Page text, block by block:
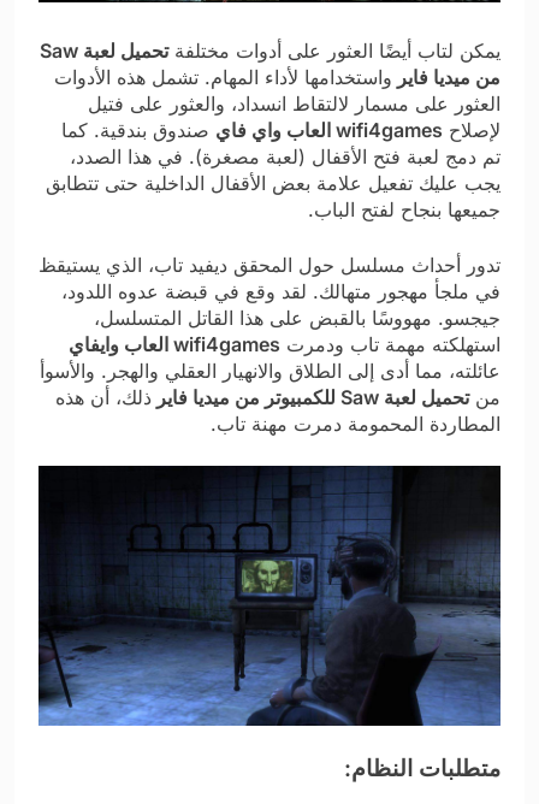
يمكن لتاب أيضًا العثور على أدوات مختلفة
تحميل لعبة Saw
من ميديا فاير واستخدامها لأداء المهام. تشمل هذه الأدوات
العثور على مسمار لالتقاط انسداد، والعثور على فتيل
لإصلاح wifi4games العاب واي فاي
صندوق بندقية. كما
تم دمج لعبة فتح الأقفال (لعبة مصغرة). في هذا الصدد،
يجب عليك تفعيل علامة بعض الأقفال الداخلية حتى تتطابق
جميعها بنجاح لفتح الباب.
تدور أحداث مسلسل حول المحقق ديفيد تاب، الذي يستيقظ
في ملجأ مهجور متهالك. لقد وقع في قبضة عدوه اللدود،
جيجسو. مهووسًا بالقبض على هذا القاتل المتسلسل،
استهلكته مهمة تاب ودمرت wifi4games العاب وايفاي
عائلته، مما أدى إلى الطلاق والانهيار العقلي والهجر. والأسوأ
منتحميل لعبة Saw للكمبيوتر من ميديا فاير
ذلك، أن هذه
المطاردة المحمومة دمرت مهنة تاب.
متطلبات النظام: